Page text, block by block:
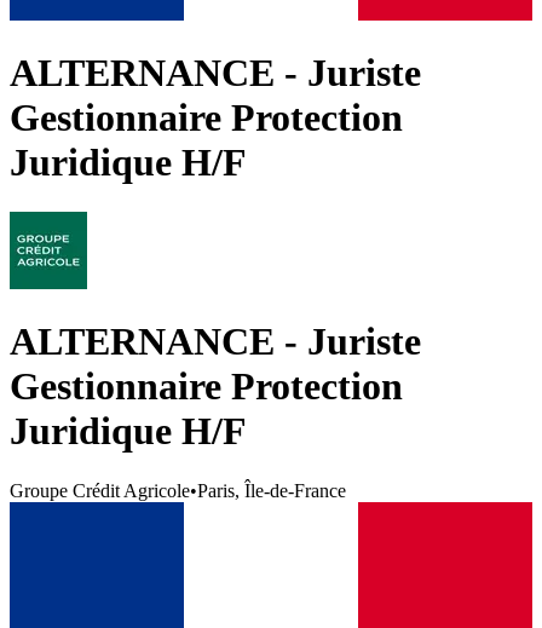
ALTERNANCE - Juriste
Gestionnaire Protection
Juridique H/F
ALTERNANCE - Juriste
Gestionnaire Protection
Juridique H/F
Groupe Crédit Agricole•Paris, Île-de-France